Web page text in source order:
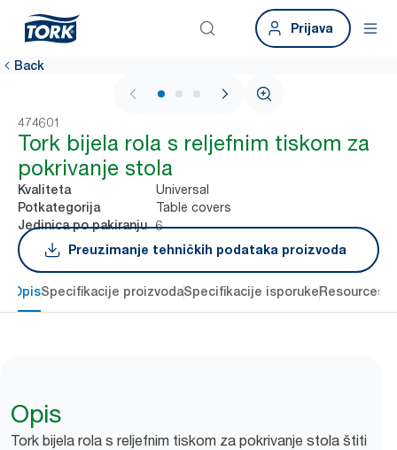
Prijava
Back
1 / 3
474601
Tork bijela rola s reljefnim tiskom za
pokrivanje stola
Kvaliteta Universal
Potkategorija Table covers
Jedinica po pakiranju
6
Preuzimanje tehničkih podataka proizvoda
OpisSpecifikacije proizvodaSpecifikacije isporukeResources
Opis
Tork bijela rola s reljefnim tiskom za pokrivanje stola štiti